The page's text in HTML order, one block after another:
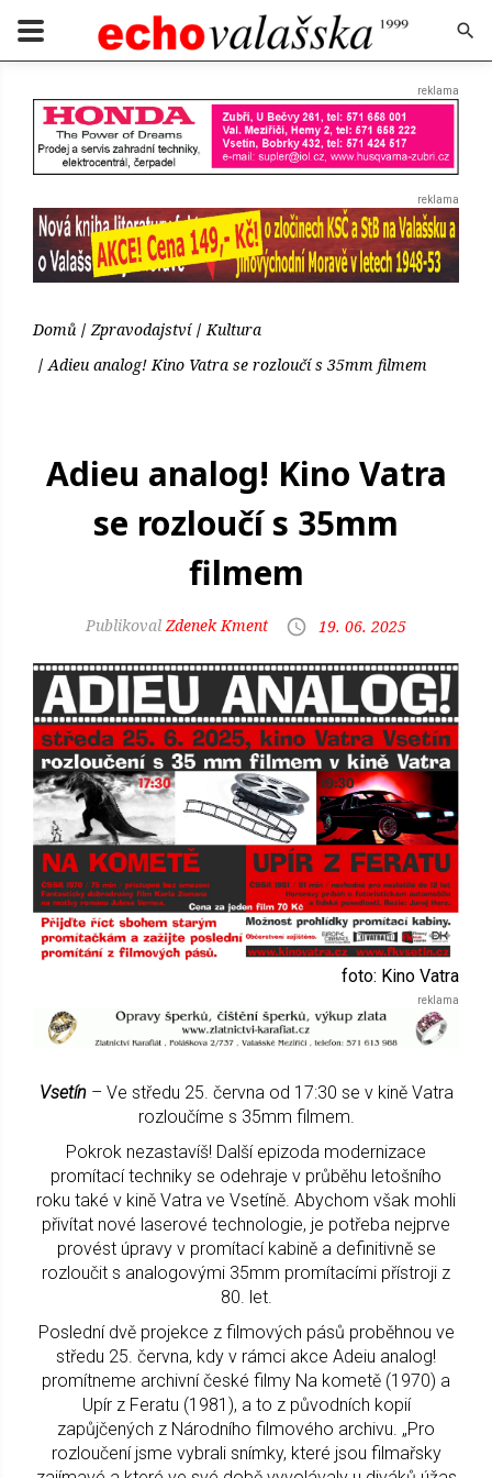
Domů Zpravodajství
Kultura
Adieu analog! Kino Vatra se rozloučí s 35mm filmem
Adieu analog! Kino Vatra
se rozloučí s 35mm
filmem
Zdenek Kment 19. 06. 2025
foto: Kino Vatra
Vsetín – Ve středu 25. června od 17:30 se v kině Vatra
rozloučíme s 35mm filmem.
Pokrok nezastavíš! Další epizoda modernizace
promítací techniky se odehraje v průběhu letošního
roku také v kině Vatra ve Vsetíně. Abychom však mohli
přivítat nové laserové technologie, je potřeba nejprve
provést úpravy v promítací kabině a definitivně se
rozloučit s analogovými 35mm promítacími přístroji z
80. let.
Poslední dvě projekce z filmových pásů proběhnou ve
středu 25. června, kdy v rámci akce Adeiu analog!
promítneme archivní české filmy Na kometě (1970) a
Upír z Feratu (1981), a to z původních kopií
zapůjčených z Národního filmového archivu. „Pro
rozloučení jsme vybrali snímky, které jsou filmařsky